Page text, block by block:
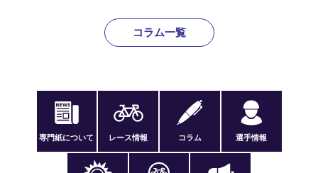
コラム一覧
専門紙について レース情報 コラム 選手情報